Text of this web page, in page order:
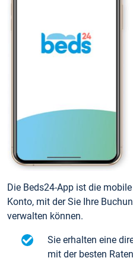
Die Beds24-App ist die
Konto, mit der Sie Ihre
verwalten können.
Sie erhalten eine
mit der besten